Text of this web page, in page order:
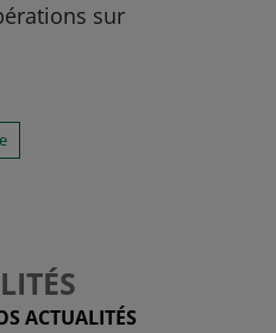
sur
ACTUALITÉS